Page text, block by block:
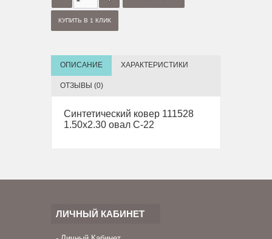
КУПИТЬ В 1 КЛИК
ОПИСАНИЕ ХАРАКТЕРИСТИКИ
ОТЗЫВЫ (0)
Синтетический ковер 111528
1.50х2.30 овал C-22
ЛИЧНЫЙ КАБИНЕТ